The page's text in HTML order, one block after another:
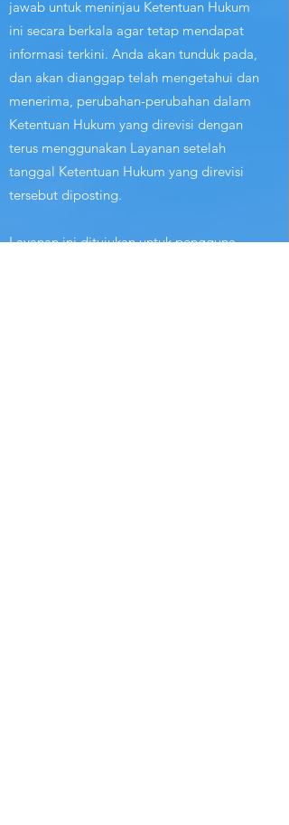
jawab untuk meninjau Ketentuan Hukum
ini secara berkala agar tetap mendapat
informasi terkini. Anda akan tunduk pada,
dan akan dianggap telah mengetahui dan
menerima, perubahan-perubahan dalam
Ketentuan Hukum yang direvisi dengan
terus menggunakan Layanan setelah
tanggal Ketentuan Hukum yang direvisi
tersebut diposting.
Layanan ini ditujukan untuk pengguna